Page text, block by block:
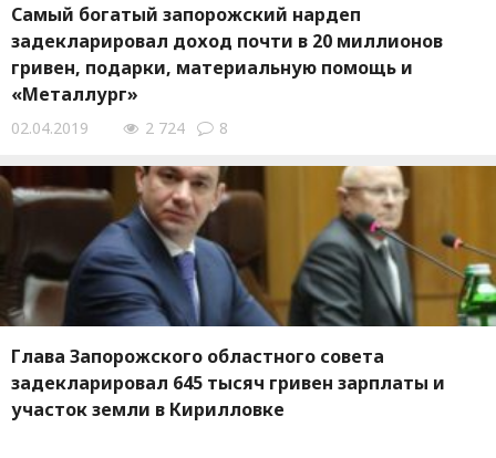
Самый богатый запорожский нардеп
задекларировал доход почти в 20 миллионов
гривен, подарки, материальную помощь и
«Металлург»
02.04.2019 2 724 8
Глава Запорожского областного совета
задекларировал 645 тысяч гривен зарплаты и
участок земли в Кирилловке